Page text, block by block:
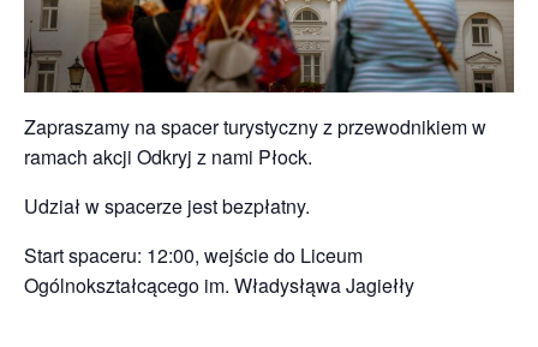
Zapraszamy na spacer turystyczny z przewodnikiem w
ramach akcji Odkryj z nami Płock.
Udział w spacerze jest bezpłatny.
Start spaceru: 12:00, wejście do Liceum
Ogólnokształcącego im. Władysłąwa Jagiełły